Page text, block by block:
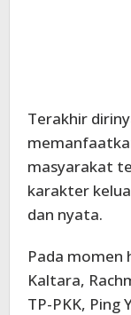
Terakhir
masyarakat
karakter
dan nyata.
Pada momen
Kaltara,
TP-PKK, Ping